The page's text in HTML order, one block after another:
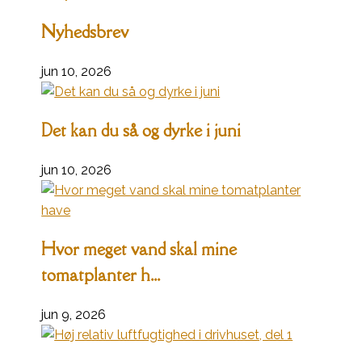
Nyhedsbrev
jun 10, 2026
Det kan du så og dyrke i juni
jun 10, 2026
Hvor meget vand skal mine
tomatplanter h...
jun 9, 2026